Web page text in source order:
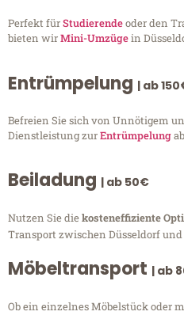
Perfekt fürStudierendeoder den
bieten wirMini-Umzügein
Entrümpelung | ab
Befreien Sie sich von Unnötigem
Dienstleistung zurEntrümpelung
Beiladung | ab 50€
Nutzen Sie diekosteneffiziente
Transport zwischen Düsseldorf und
Möbeltransport | ab
Ob ein einzelnes Möbelstück oder